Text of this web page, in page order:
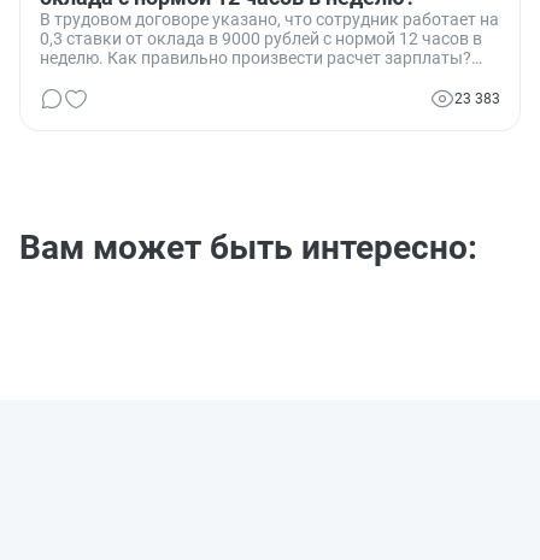
В трудовом договоре указано, что сотрудник работает на
0,3 ставки от оклада в 9000 рублей с нормой 12 часов в
неделю. Как правильно произвести расчет зарплаты?
рублей в месяц. Какой из них верный?
23 383
Вам может быть интересно: